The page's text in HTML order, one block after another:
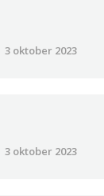
3 oktober 2023
3 oktober 2023